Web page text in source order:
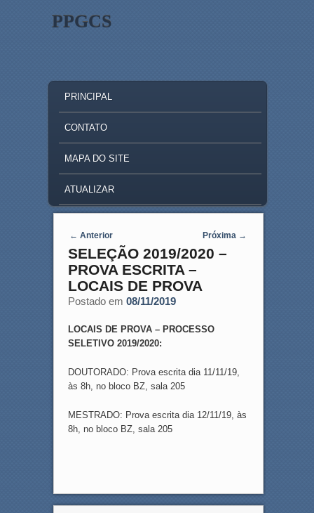
PPGCS
SKIP TO PRIMARY CONTENT
SKIP TO SECONDARY CONTENT
PRINCIPAL
CONTATO
MAPA DO SITE
ATUALIZAR
Post navigation
← Anterior Próxima →
SELEÇÃO 2019/2020 –
PROVA ESCRITA –
LOCAIS DE PROVA
Postado em 08/11/2019
LOCAIS DE PROVA – PROCESSO
SELETIVO 2019/2020:
DOUTORADO: Prova escrita dia 11/11/19,
às 8h, no bloco BZ, sala 205
MESTRADO: Prova escrita dia 12/11/19, às
8h, no bloco BZ, sala 205